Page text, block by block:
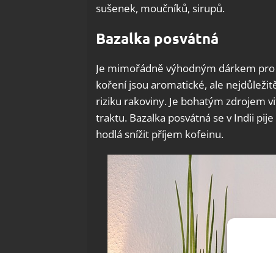
sušenek, moučníků, sirupů.
Bazalka posvátná
Je mimořádně výhodným dárkem
koření jsou aromatické, ale
riziku rakoviny. Je bohatým zdrojem
traktu. Bazalka posvátná se v Indii
hodlá snížit příjem kofeinu.